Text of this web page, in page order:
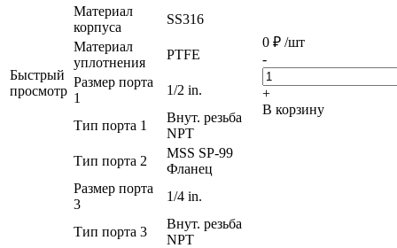
Быстрый
просмотр
Материал
корпуса
SS316
Материал
уплотнения
PTFE
Размер порта
1
1/2 in.
Тип порта 1
Внут. резьба
NPT
Тип порта 2
MSS SP-99
Фланец
Размер порта
3
1/4 in.
Тип порта 3
Внут. резьба
NPT
0 ₽ /шт
-
+
В корзину